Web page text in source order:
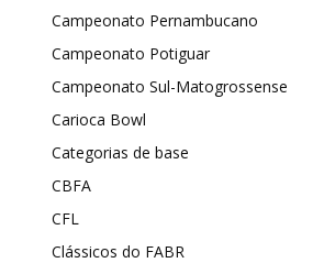
Campeonato Pernambucano
Campeonato Potiguar
Campeonato Sul-Matogrossense
Carioca Bowl
Categorias de base
CBFA
CFL
Clássicos do FABR